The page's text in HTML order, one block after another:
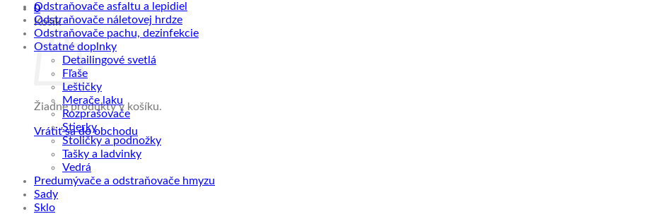
0
Košík
Žiadne produkty v košíku.
Vrátiť sa do obchodu
Odstraňovače asfaltu a lepidiel
Odstraňovače náletovej hrdze
Odstraňovače pachu, dezinfekcie
Ostatné doplnky
Detailingové svetlá
Fľaše
Leštičky
Merače laku
Rozprašovače
Stierky
Stoličky a podnožky
Tašky a ladvinky
Vedrá
Predumývače a odstraňovače hmyzu
Sady
Sklo